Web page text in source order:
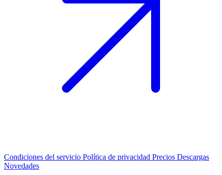
Condiciones del servicio Política de privacidad Precios Descargas
Novedades